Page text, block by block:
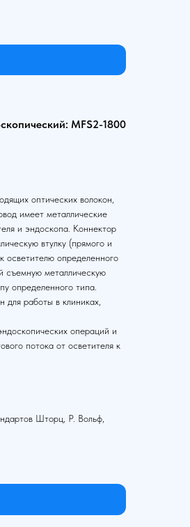
MFS2-1800
оптических волокон,
имеет металлические
и эндоскопа. Коннектор
втулку (прямого и
осветителю определенного
съемную металлическую
определенного типа.
для работы в клиниках,
операций и
потока от осветителя к
Шторц, Р. Вольф,